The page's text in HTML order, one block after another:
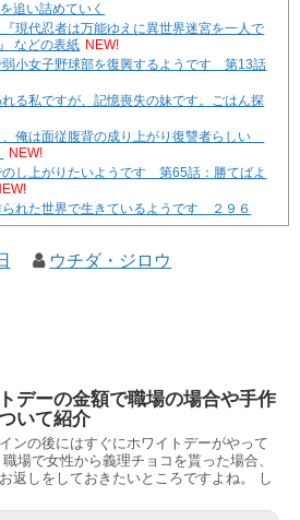
追い詰めていく
現代忍者は万能ゆえに異世界迷宮を一人で
などの表紙 NEW!
弱小女子野球部を復興するようです 第13話
る私ですが、記憶喪失の妹です。ごはん探
俺は面従腹背の成り上がり復讐者らしい
NEW!
し上がりたいようです 第65話：勝てばよ
れた世界で生きているようです ２９６
話「 集積／integration 」
ウチダ・ジロウ
デーの金額で職場の場合や手作
いて紹介
ンの後にはすぐにホワイトデーがやって
場で女性から義理チョコを貰った場合、
返しをしておきたいところですよね。 し